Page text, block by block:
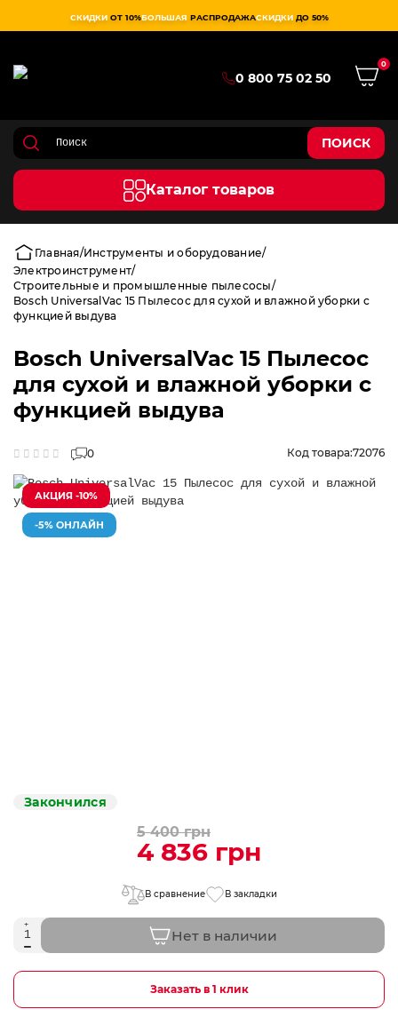
СКИДКИ ОТ 10%БОЛЬШАЯ РАСПРОДАЖАСКИДКИ ДО 50%
0 800 75 02 50
0
ПОИСК
Каталог товаров
Главная Инструменты и оборудование
Электроинструмент
Строительные и промышленные пылесосы
Bosch UniversalVac 15 Пылесос для сухой и влажной уборки с
функцией выдува
Bosch UniversalVac 15 Пылесос
для сухой и влажной уборки с
функцией выдува
0 Код товара:72076
АКЦИЯ -10%
-5% ОНЛАЙН
Закончился
5 400 грн
4 836 грн
В сравнение В закладки
Нет в наличии
Заказать в 1 клик